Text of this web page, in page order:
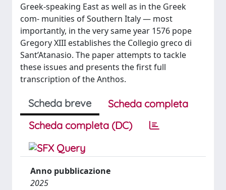
Greek-speaking East as well as in the Greek
com- munities of Southern Italy — most
importantly, in the very same year 1576 pope
Gregory XIII establishes the Collegio greco di
Sant’Atanasio. The paper attempts to tackle
these issues and presents the first full
transcription of the Anthos.
Scheda breve
Scheda completa
Scheda completa (DC)
Anno pubblicazione
2025